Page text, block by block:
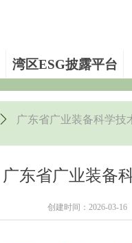
湾区ESG披露平台
广东省广业装备
创建时间： 2026-03-16
ꄲ 广东省广业装备科学技